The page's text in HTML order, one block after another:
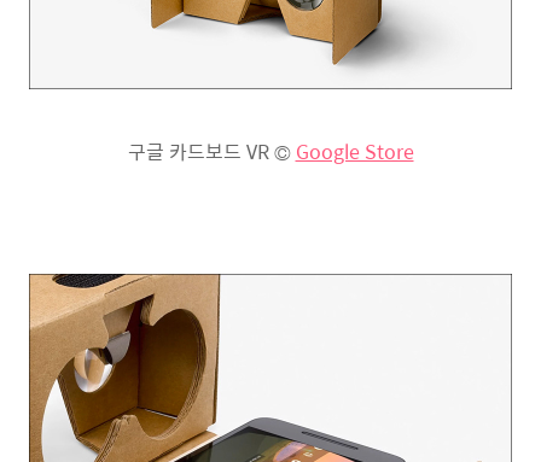
구글 카드보드 VR © Google Store